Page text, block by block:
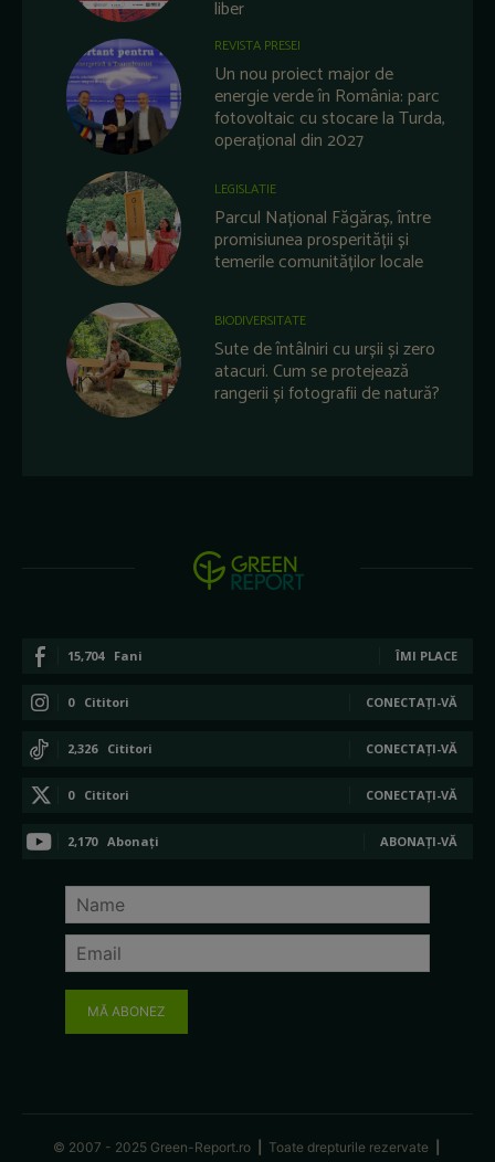
liber
REVISTA PRESEI
Un nou proiect major de
energie verde în România: parc
fotovoltaic cu stocare la Turda,
operațional din 2027
LEGISLATIE
Parcul Național Făgăraș, între
promisiunea prosperității și
temerile comunităților locale
BIODIVERSITATE
Sute de întâlniri cu urșii și zero
atacuri. Cum se protejează
rangerii și fotografii de natură?
15,704 Fani ÎMI PLACE
0 Cititori CONECTAȚI-VĂ
2,326 Cititori CONECTAȚI-VĂ
0 Cititori CONECTAȚI-VĂ
2,170 Abonați ABONAȚI-VĂ
MĂ ABONEZ
© 2007 - 2025 Green-Report.ro Toate drepturile rezervate